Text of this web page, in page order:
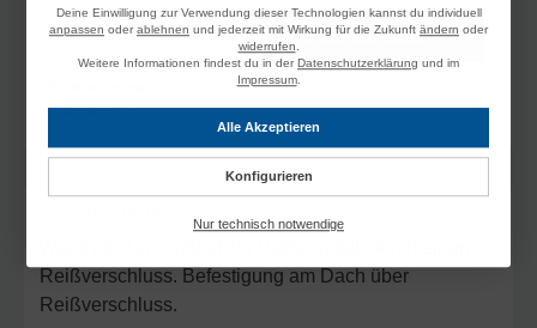
Produkt Anzahl: Gib den gewünschten Wert ein oder benutze die Schaltflächen um die
In den Warenkorb
Gewicht:6 kg
Reißverschluss. Befestigung am Dach über
Reißverschluss.
Deine Einwilligung zur Verwendung dieser Technologien kannst du individuell
anpassen oderablehnen und jederzeit mit Wirkung für die Zukunft ändern oder
widerrufen.
Weitere Informationen findest du in der Datenschutzerklärung und im
Impressum.
Nur technisch notwendige
Konfigurieren
Alle Akzeptieren